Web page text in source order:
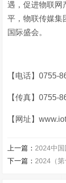
遇，促进物联网
平，物联传媒集
国际盛会。
【电话】0755-
【传真】0755-
【网址】
上一篇： 2024中
下一篇： 2024（